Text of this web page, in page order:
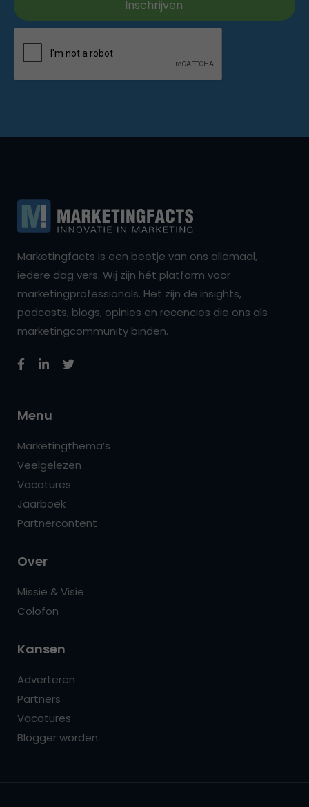
Marketingfacts is een beetje van ons allemaal,
iedere dag vers. Wij zijn hét platform voor
marketingprofessionals. Het zijn de insights,
podcasts, blogs, opinies en recencies die ons als
marketingcommunity binden.
Menu
Marketingthema’s
Veelgelezen
Vacatures
Jaarboek
Partnercontent
Over
Missie & Visie
Colofon
Kansen
Adverteren
Partners
Vacatures
Blogger worden